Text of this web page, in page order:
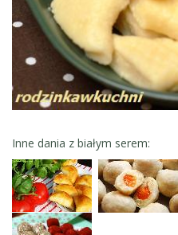
Inne dania z białym serem: